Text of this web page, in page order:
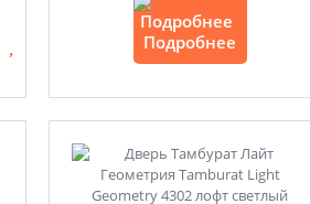
Подробнее